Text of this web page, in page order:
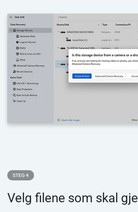
STEG 4
Velg filene som skal